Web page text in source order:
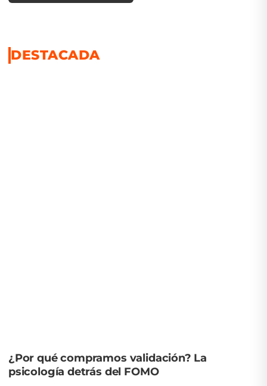
DESTACADA
¿Por qué compramos validación? La
psicología detrás del FOMO